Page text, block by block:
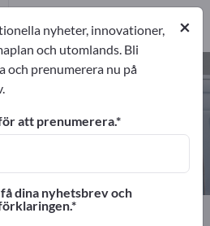
tillverkare och
3
3
Nyttofordon
×
nyheter, innovationer,
och utomlands. Bli
och prenumerera nu på
att prenumerera.
dina nyhetsbrev och